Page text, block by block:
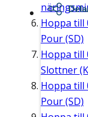
Hoppa till
Pour (SD)
Hoppa till
Slottner
Hoppa till
Pour (SD)